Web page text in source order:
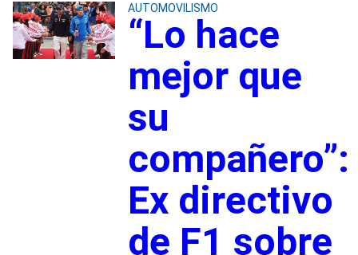
AUTOMOVILISMO
“Lo hace
mejor que
su
compañero”:
Ex directivo
de F1 sobre